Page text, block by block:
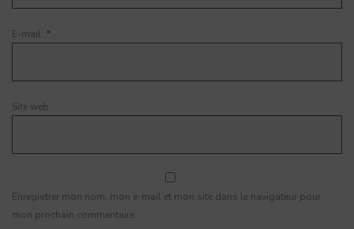
E-mail *
Site web
Enregistrer mon nom, mon e-mail et mon site dans le navigateur pour
mon prochain commentaire.